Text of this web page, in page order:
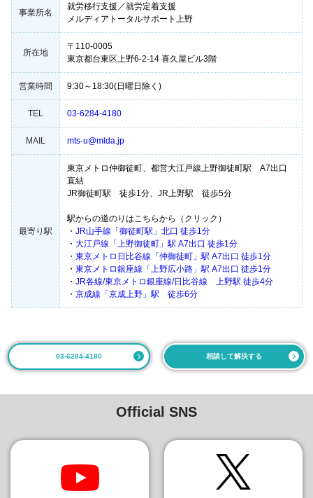
事業所名
就労移行支援／就労定着支援
メルディアトータルサポート上野
所在地
〒110-0005
東京都台東区上野6-2-14 喜久屋ビル3階
営業時間 9:30～18:30(日曜日除く)
TEL 03-6284-4180
MAIL mts-u@mlda.jp
最寄り駅
東京メトロ仲御徒町、都営大江戸線上野御徒町駅 A7出口
直結
JR御徒町駅 徒歩1分、JR上野駅 徒歩5分
駅からの道のりはこちらから（クリック）
・ JR山手線「御徒町駅」北口 徒歩1分
・ 大江戸線「上野御徒町」駅 A7出口 徒歩1分
・ 東京メトロ日比谷線「仲御徒町」駅 A7出口 徒歩1分
・ 東京メトロ銀座線「上野広小路」駅 A7出口 徒歩1分
・ JR各線/東京メトロ銀座線/日比谷線 上野駅 徒歩4分
・ 京成線「京成上野」駅 徒歩6分
03-6284-4180 相談して解決する
Official SNS